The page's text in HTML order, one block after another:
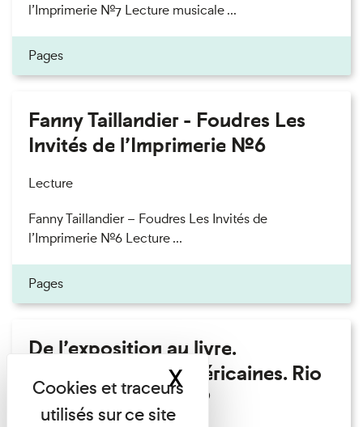
l’Imprimerie n°7 Lecture musicale ...
Pages
Fanny Taillandier - Foudres Les
Invités de l’Imprimerie n°6
Lecture
Fanny Taillandier – Foudres Les Invités de
l’Imprimerie n°6 Lecture ...
Pages
De l’exposition au livre.
Modernités sud-américaines. Rio
– Buenos Aires 1909
XMasquer le